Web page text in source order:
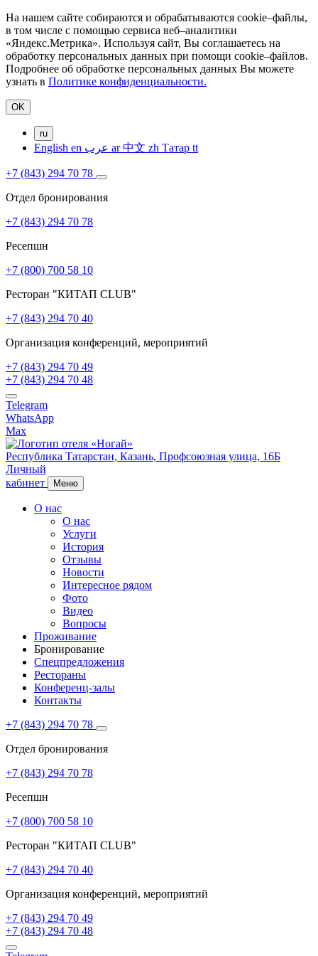
На нашем сайте собираются и обрабатываются cookie–файлы,
в том числе с помощью сервиса веб–аналитики
«Яндекс.Метрика». Используя сайт, Вы соглашаетесь на
обработку персональных данных при помощи cookie–файлов.
Подробнее об обработке персональных данных Вы можете
узнать в Политике конфиденциальности.
OK
ru
English en ar中文 zh Татар tt
+7 (843) 294 70 78
Отдел бронирования
+7 (843) 294 70 78
Ресепшн
+7 (800) 700 58 10
Ресторан "КИТАП CLUB"
+7 (843) 294 70 40
Организация конференций, мероприятий
+7 (843) 294 70 49
+7 (843) 294 70 48
Telegram
WhatsApp
Max
Республика Татарстан, Казань, Профсоюзная улица, 16Б
Личный
кабинет
Меню
О нас
О нас
Услуги
История
Отзывы
Новости
Интересное рядом
Фото
Видео
Вопросы
Проживание
Бронирование
Спецпредложения
Рестораны
Конференц-залы
Контакты
+7 (843) 294 70 78
Отдел бронирования
+7 (843) 294 70 78
Ресепшн
+7 (800) 700 58 10
Ресторан "КИТАП CLUB"
+7 (843) 294 70 40
Организация конференций, мероприятий
+7 (843) 294 70 49
+7 (843) 294 70 48